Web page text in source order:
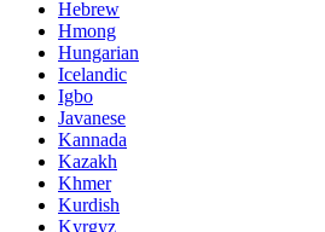
Hebrew
Hmong
Hungarian
Icelandic
Igbo
Javanese
Kannada
Kazakh
Khmer
Kurdish
Kyrgyz